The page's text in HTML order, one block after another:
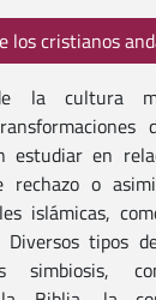
los cristianos
la cultura
estudiar en
rechazo o
islámicas,
tipos
simbiosis,